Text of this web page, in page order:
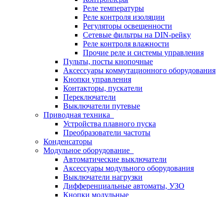
Реле температуры
Реле контроля изоляции
Регуляторы освещенности
Сетевые фильтры на DIN-рейку
Реле контроля влажности
Прочие реле и системы управления
Пульты, посты кнопочные
Аксессуары коммутационного оборудования
Кнопки управления
Контакторы, пускатели
Переключатели
Выключатели путевые
Приводная техника
Устройства плавного пуска
Преобразователи частоты
Конденсаторы
Модульное оборудование
Автоматические выключатели
Аксессуары модульного оборудования
Выключатели нагрузки
Дифференциальные автоматы, УЗО
Кнопки модульные